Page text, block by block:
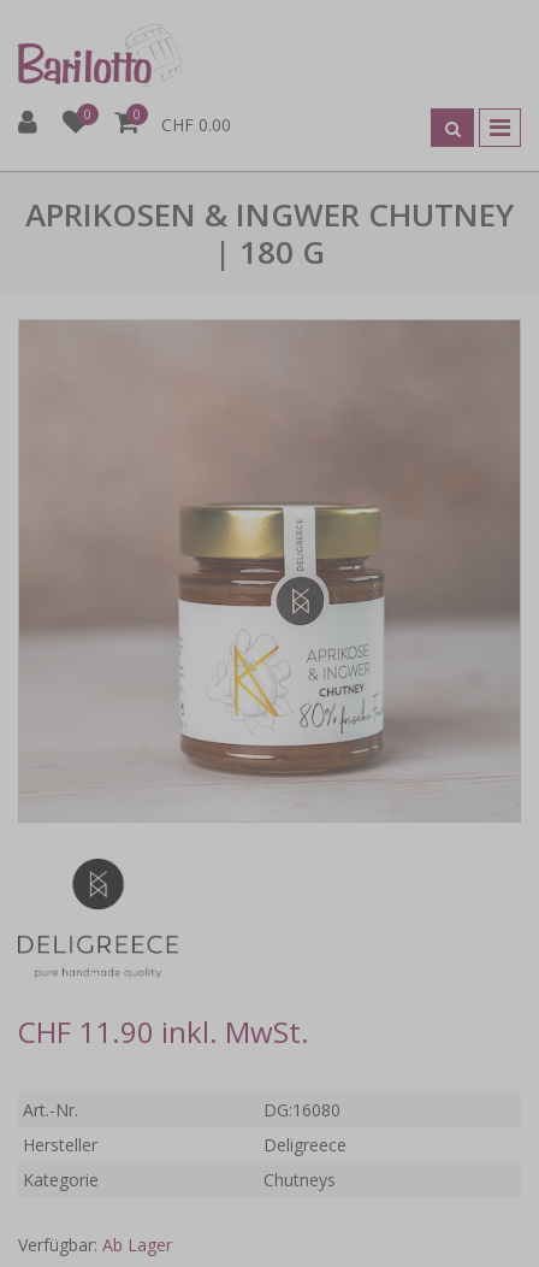
0 0 CHF 0.00
APRIKOSEN & INGWER CHUTNEY
| 180 G
CHF 11.90 inkl. MwSt.
Art.-Nr.
DG:16080
Hersteller
Deligreece
Kategorie
Chutneys
Verfügbar: Ab Lager